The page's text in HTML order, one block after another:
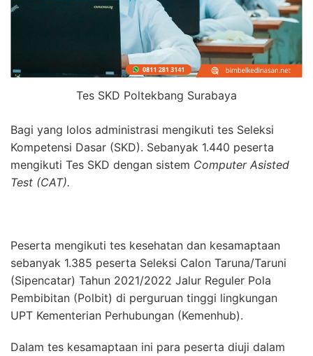
Tes SKD Poltekbang Surabaya
Bagi yang lolos administrasi mengikuti tes Seleksi
Kompetensi Dasar (SKD). Sebanyak 1.440 peserta
mengikuti Tes SKD dengan sistem Computer Asisted
Test (CAT).
Peserta mengikuti tes kesehatan dan kesamaptaan
sebanyak 1.385 peserta Seleksi Calon Taruna/Taruni
(Sipencatar) Tahun 2021/2022 Jalur Reguler Pola
Pembibitan (Polbit) di perguruan tinggi lingkungan
UPT Kementerian Perhubungan (Kemenhub).
Dalam tes kesamaptaan ini para peserta diuji dalam